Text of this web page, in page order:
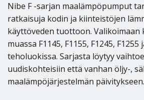
Nibe F -sarjan maalämpöpumput
ratkaisuja kodin ja kiinteistöjen
käyttöveden tuottoon. Valikoimaan
muassa F1145, F1155, F1245,
teholuokissa. Sarjasta löytyy
uudiskohteisiin että vanhan öljy-,
maalämpöjärjestelmän päivitykseen.